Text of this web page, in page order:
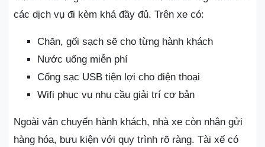
các dịch vụ đi kèm khá đầy đủ. Trên xe có:
Chăn, gối sạch sẽ cho từng hành khách
Nước uống miễn phí
Cổng sạc USB tiện lợi cho điện thoại
Wifi phục vụ nhu cầu giải trí cơ bản
Ngoài vận chuyển hành khách, nhà xe còn nhận gửi
hàng hóa, bưu kiện với quy trình rõ ràng. Tài xế có